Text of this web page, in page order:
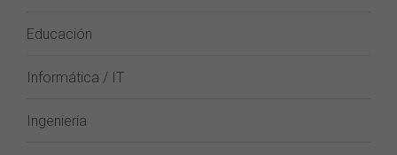
Educación
Informática / IT
Ingeniería